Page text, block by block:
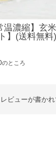
温濃縮】玄
】(送料無料)
のところ
ビューが書かれ